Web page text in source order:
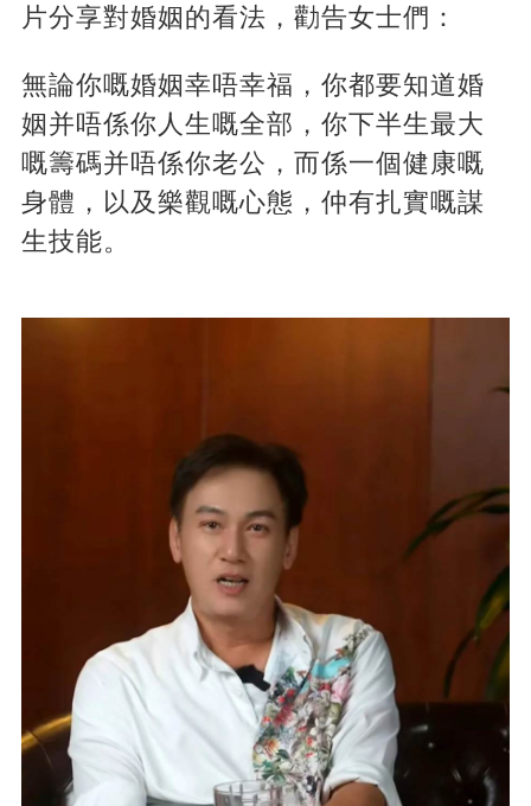
片分享對婚姻的看法，勸告女士們：
無論你嘅婚姻幸唔幸福，你都要知道婚
姻并唔係你人生嘅全部，你下半生最大
嘅籌碼并唔係你老公，而係一個健康嘅
身體，以及樂觀嘅心態，仲有扎實嘅謀
生技能。